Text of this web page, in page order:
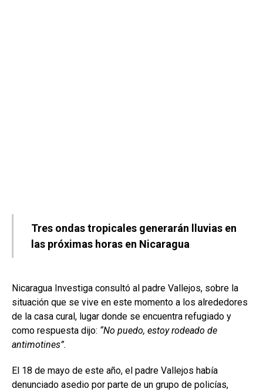
Tres ondas tropicales generarán lluvias en
las próximas horas en Nicaragua
Nicaragua Investiga consultó al padre Vallejos, sobre la
situación que se vive en este momento a los alrededores
de la casa cural, lugar donde se encuentra refugiado y
como respuesta dijo: “No puedo, estoy rodeado de
antimotines”.
El 18 de mayo de este año, el padre Vallejos había
denunciado asedio por parte de un grupo de policías,